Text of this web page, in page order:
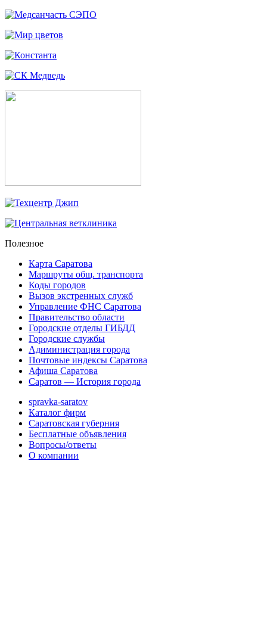
Полезное
Карта Саратова
Маршруты общ. транспорта
Коды городов
Вызов экстренных служб
Управление ФНС Саратова
Правительство области
Городские отделы ГИБДД
Городские службы
Адиминистрация города
Почтовые индексы Саратова
Афиша Саратова
Саратов — История города
spravka-saratov
Каталог фирм
Саратовская губерния
Бесплатные объявления
Вопросы/ответы
О компании